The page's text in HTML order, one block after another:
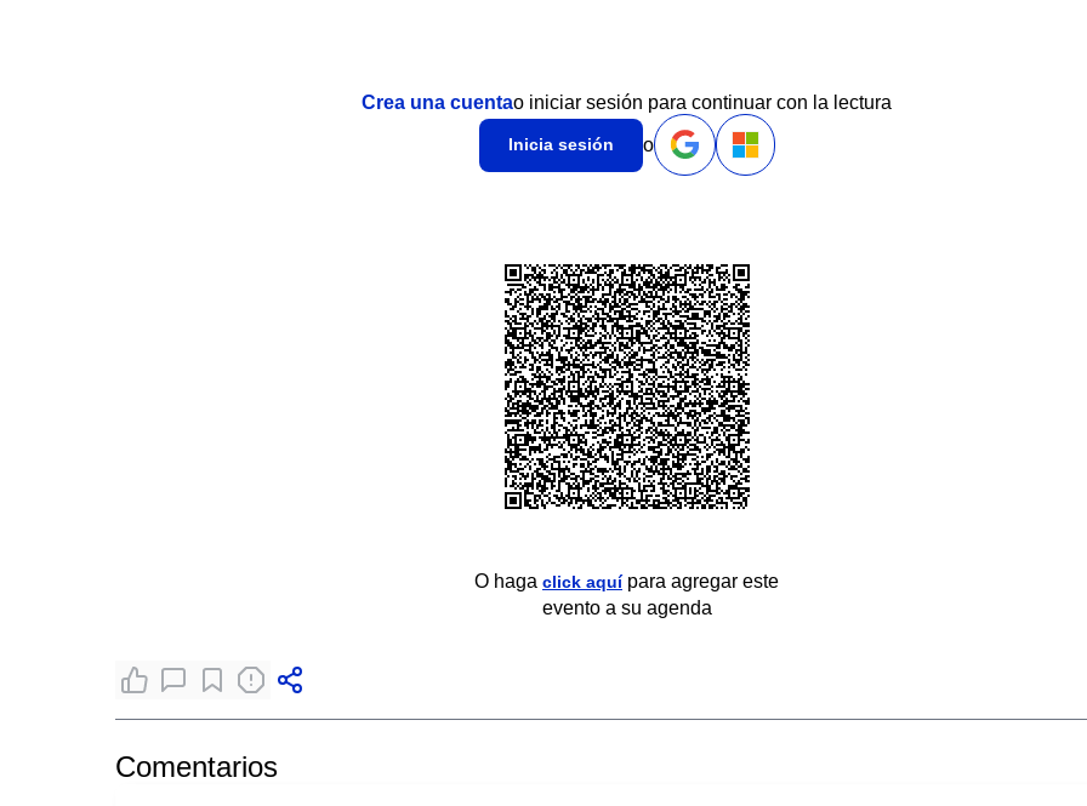
Crea una cuentao iniciar sesión para continuar con la lectura
Inicia sesión o
O haga click aquípara agregar este
evento a su agenda
Comentarios